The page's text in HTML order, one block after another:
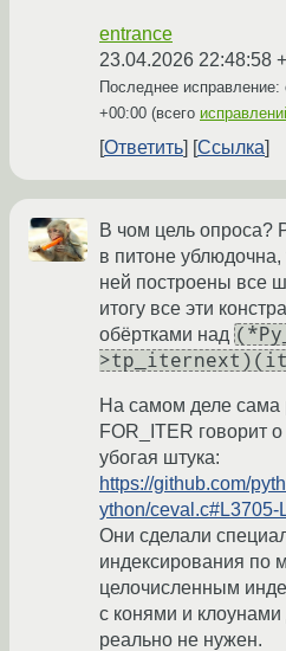
entrance
23.04.2026 22:48:58
Последнее исправление:
+00:00 (всего
Ответить Ссылка
В чом цель опроса?
в питоне ублюдочна,
ней построены все
итогу все эти
обёртками над
На самом деле сама
FOR_ITER говорит
убогая штука:
https://github.com/
ython/ceval.c#L3705-
Они сделали
индексирования по
целочисленным
с конями и
реально не нужен.